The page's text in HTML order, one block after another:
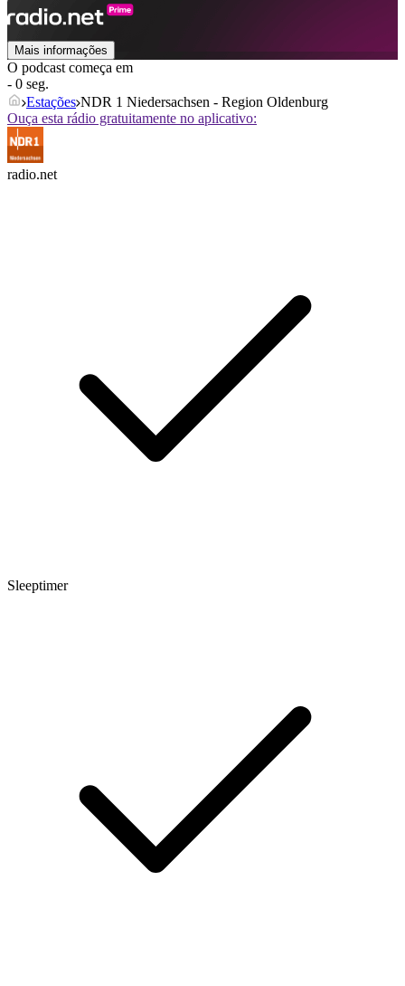
Mais informações
O podcast começa em
- 0 seg.
Estações NDR 1 Niedersachsen - Region Oldenburg
Ouça esta rádio gratuitamente no aplicativo:
radio.net
Sleeptimer